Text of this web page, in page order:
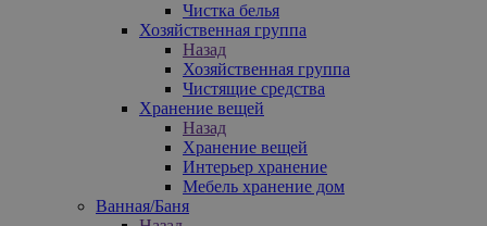
Чистка белья
Хозяйственная группа
Назад
Хозяйственная группа
Чистящие средства
Хранение вещей
Назад
Хранение вещей
Интерьер хранение
Мебель хранение дом
Ванная/Баня